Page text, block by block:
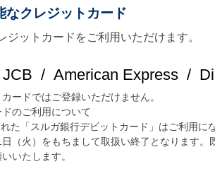
なクレジットカード
ジットカードをご利用いただけます。
/ American Express /
ードではご登録いただけません。
のご利用について
た「スルガ銀行デビットカード」はご利用
（火）をもちまして取扱い終了となります
いたします。